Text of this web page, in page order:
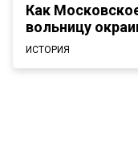
Как
вольницу
ИСТОРИЯ